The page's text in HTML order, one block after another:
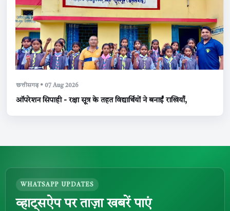
छत्तीसगढ़ • 07 Aug 2026
ऑपरेशन सिपाही - रक्षा सूत्र के तहत विद्यार्थियों ने बनाईं राखियाँ,
WHATSAPP UPDATES
व्हाट्सऐप पर ताज़ा खबरें पाएं